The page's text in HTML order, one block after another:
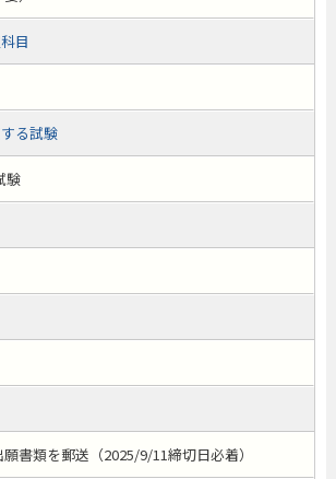
目
る試験
験
書類を郵送（2025/9/11締切日必着）